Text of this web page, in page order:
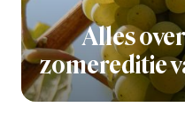
Alles
zomereditie